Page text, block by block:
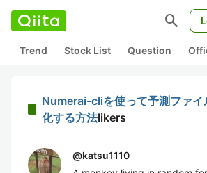
search
Trend Stock List Question
Numerai-cliを使って予測ファイ
化する方法likers
@katsu1110